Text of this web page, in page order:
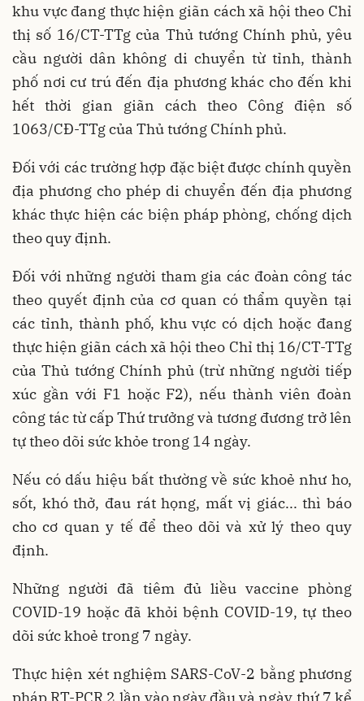
khu vực đang thực hiện giãn cách xã hội theo Chỉ
thị số 16/CT-TTg của Thủ tướng Chính phủ, yêu
cầu người dân không di chuyển từ tỉnh, thành
phố nơi cư trú đến địa phương khác cho đến khi
hết thời gian giãn cách theo Công điện số
1063/CĐ-TTg của Thủ tướng Chính phủ.
Đối với các trường hợp đặc biệt được chính quyền
địa phương cho phép di chuyển đến địa phương
khác thực hiện các biện pháp phòng, chống dịch
theo quy định.
Đối với những người tham gia các đoàn công tác
theo quyết định của cơ quan có thẩm quyền tại
các tỉnh, thành phố, khu vực có dịch hoặc đang
thực hiện giãn cách xã hội theo Chỉ thị 16/CT-TTg
của Thủ tướng Chính phủ (trừ những người tiếp
xúc gần với F1 hoặc F2), nếu thành viên đoàn
công tác từ cấp Thứ trưởng và tương đương trở lên
tự theo dõi sức khỏe trong 14 ngày.
Nếu có dấu hiệu bất thường về sức khoẻ như ho,
sốt, khó thở, đau rát họng, mất vị giác... thì báo
cho cơ quan y tế để theo dõi và xử lý theo quy
định.
Những người đã tiêm đủ liều vaccine phòng
COVID-19 hoặc đã khỏi bệnh COVID-19, tự theo
dõi sức khoẻ trong 7 ngày.
Thực hiện xét nghiệm SARS-CoV-2 bằng phương
pháp RT-PCR 2 lần vào ngày đầu và ngày thứ 7 kể